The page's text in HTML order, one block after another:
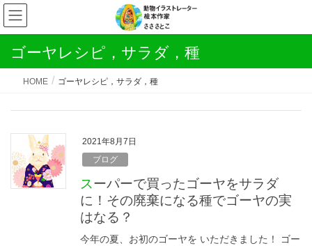
ゴーヤレシピ，サラダ，種
HOME ゴーヤレシピ，サラダ，種
2021年8月7日
ブログ
スーパーで買ったゴーヤをサラダ
に！その廃棄になる種でゴーヤの実
はなる？
今年の夏、お初のゴーヤを いただきました！ ゴー